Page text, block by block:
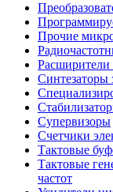
Прочие
Расширители
Синтезаторы
Супервизоры
Счетчики
Тактовые
Тактовые
частот